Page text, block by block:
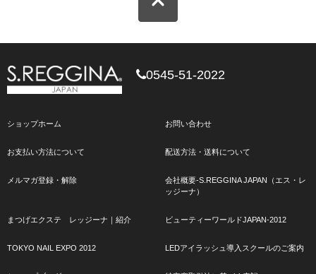
0545-51-2022
ショップホーム お問い合わせ
お支払い方法について 配送方法・送料について
メルマガ登録・解除
会社概要-S.REGGINA JAPAN（エス・レ
ッジーナ）
まつげエクステ レッジーナ｜紹介 ビューティーワールドJAPAN-2012
TOKYO NAIL EXPO 2012 LEDアイラッシュ導入スクールのご案内